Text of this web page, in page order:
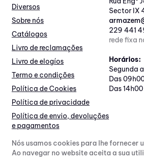
Diversos
Sobre nós
Catálogos
Livro de reclamações
Livro de elogíos
Termo e condições
Política de Cookies
Política de privacidade
Política de envio, devoluções
e pagamentos
Sector IX
229 441
rede fixa
Horários:
Segunda
Das
Das
Nós usamos cookies para lhe fornecer
Ao navegar no website aceita a sua